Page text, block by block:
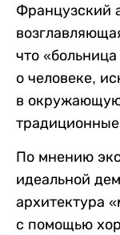
Французский
что
о человеке,
в
По мнению
идеальной
архитектура
с помощью